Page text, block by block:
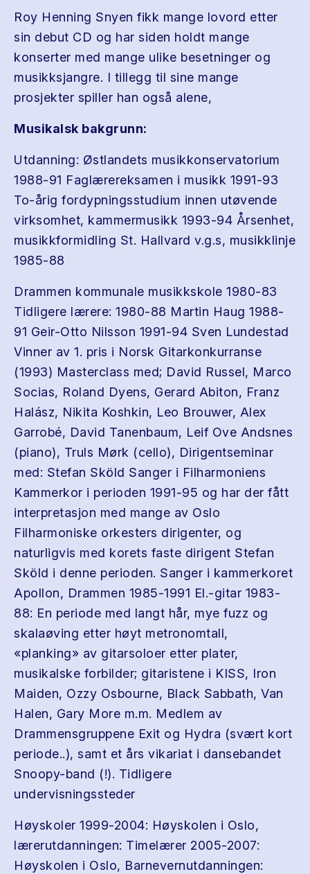
Roy Henning Snyen fikk mange lovord etter
sin debut CD og har siden holdt mange
konserter med mange ulike besetninger og
musikksjangre. I tillegg til sine mange
prosjekter spiller han også alene,
Musikalsk bakgrunn:
Utdanning: Østlandets musikkonservatorium
1988-91 Faglærereksamen i musikk 1991-93
To-årig fordypningsstudium innen utøvende
virksomhet, kammermusikk 1993-94 Årsenhet,
musikkformidling St. Hallvard v.g.s, musikklinje
1985-88
Drammen kommunale musikkskole 1980-83
Tidligere lærere: 1980-88 Martin Haug 1988-
91 Geir-Otto Nilsson 1991-94 Sven Lundestad
Vinner av 1. pris i Norsk Gitarkonkurranse
(1993) Masterclass med; David Russel, Marco
Socias, Roland Dyens, Gerard Abiton, Franz
Halász, Nikita Koshkin, Leo Brouwer, Alex
Garrobé, David Tanenbaum, Leif Ove Andsnes
(piano), Truls Mørk (cello), Dirigentseminar
med: Stefan Sköld Sanger i Filharmoniens
Kammerkor i perioden 1991-95 og har der fått
interpretasjon med mange av Oslo
Filharmoniske orkesters dirigenter, og
naturligvis med korets faste dirigent Stefan
Sköld i denne perioden. Sanger i kammerkoret
Apollon, Drammen 1985-1991 El.-gitar 1983-
88: En periode med langt hår, mye fuzz og
skalaøving etter høyt metronomtall,
«planking» av gitarsoloer etter plater,
musikalske forbilder; gitaristene i KISS, Iron
Maiden, Ozzy Osbourne, Black Sabbath, Van
Halen, Gary More m.m. Medlem av
Drammensgruppene Exit og Hydra (svært kort
periode..), samt et års vikariat i dansebandet
Snoopy-band (!). Tidligere
undervisningssteder
Høyskoler 1999-2004: Høyskolen i Oslo,
lærerutdanningen: Timelærer 2005-2007:
Høyskolen i Oslo, Barnevernutdanningen: